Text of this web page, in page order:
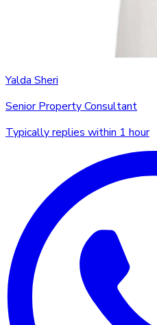
Yalda Sheri
Senior Property Consultant
Typically replies within 1 hour